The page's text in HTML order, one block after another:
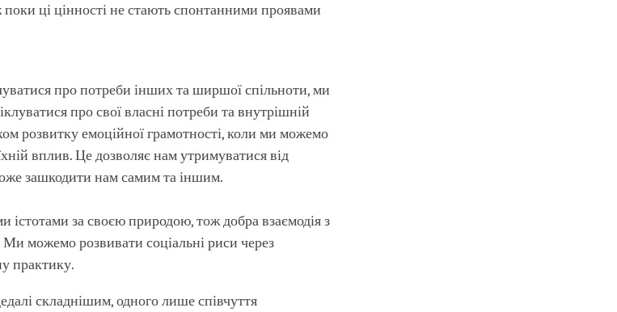
поки ці цінності не стають спонтанними проявами
про потреби інших та ширшої спільноти, ми
про свої власні потреби та внутрішній
розвитку емоційної грамотності, коли ми можемо
вплив. Це дозволяє нам утримуватися від
зашкодити нам самим та іншим.
істотами за своєю природою, тож добра взаємодія з
можемо розвивати соціальні риси через
практику.
складнішим, одного лише співчуття